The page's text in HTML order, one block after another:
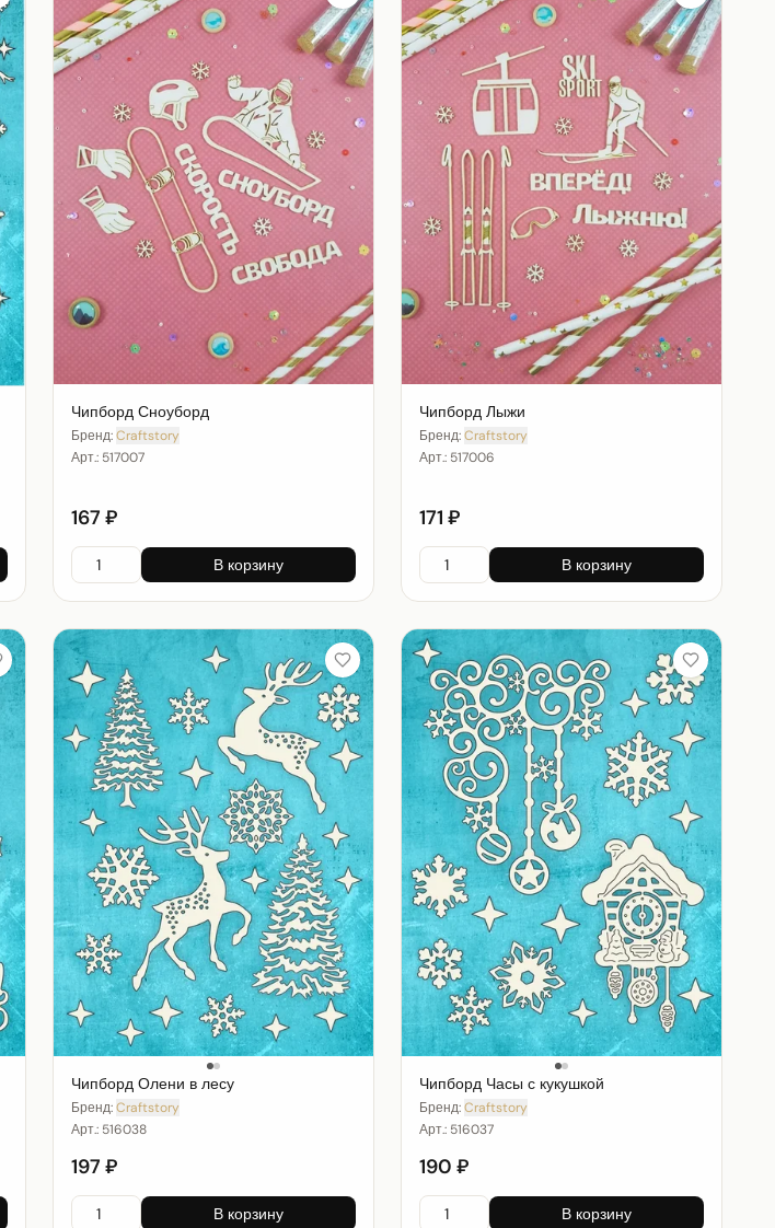
Чипборд Сноуборд
Бренд:Craftstory
Арт.: 517007
167 ₽
В корзину
Чипборд Лыжи
Бренд:Craftstory
Арт.: 517006
171 ₽
В корзину
Чипборд Олени в лесу
Бренд:Craftstory
Арт.: 516038
197 ₽
В корзину
Чипборд Часы с кукушкой
Бренд:Craftstory
Арт.: 516037
190 ₽
В корзину